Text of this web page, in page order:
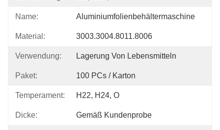
Name: Aluminiumfolienbehältermaschine
Material: 3003.3004.8011.8006
Verwendung: Lagerung Von Lebensmitteln
Paket: 100 PCs / Karton
Temperament: H22, H24, O
Dicke: Gemäß Kundenprobe